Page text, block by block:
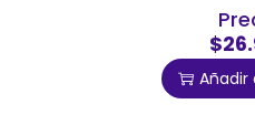
Añadir